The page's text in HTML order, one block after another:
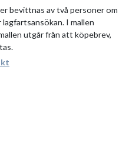
bevittnas av två personer om
I mallen
utgår från att köpebrev,